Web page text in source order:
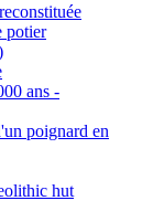
potier
ans -
poignard en
hut